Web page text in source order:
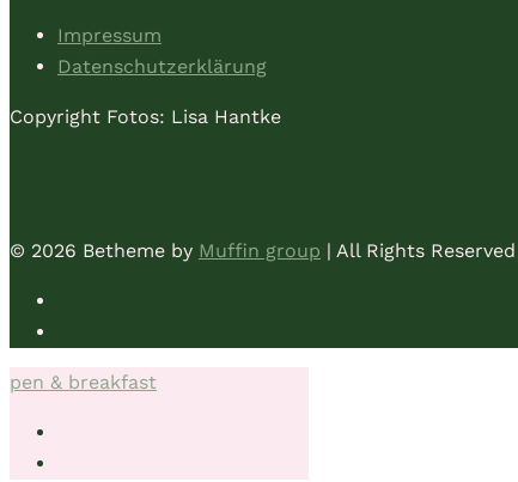
Impressum
Datenschutzerklärung
Copyright Fotos: Lisa Hantke
© 2026 Betheme by Muffin group | All Rights
pen & breakfast